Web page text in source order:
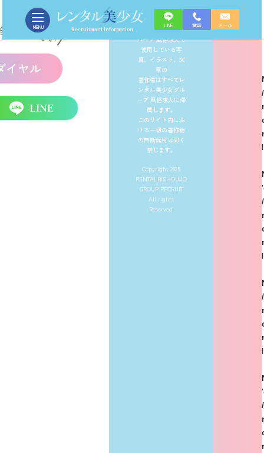
LINE 電話 メール
Recruitmant Information
MENU
イヤル
LINE
レンタル美少女グ
ループ 風俗求人で
使用している写
真、イラスト、文
章の
著作権はすべてレ
ンタル美少女グル
ープ 風俗求人に帰
属します。
このサイト内にお
ける一切の著作物
の無断転用は固く
禁じます。
Copyright 2025
RENTALBISHOUJO
GROUP RECRUIT
All rights
Reserved.